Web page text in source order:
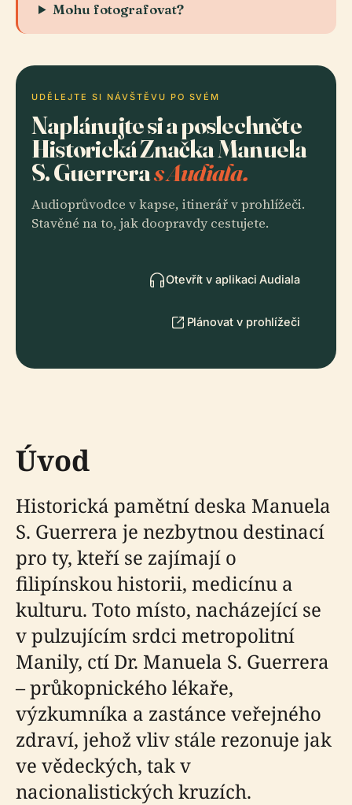
Mohu fotografovat?
UDĚLEJTE SI NÁVŠTĚVU PO SVÉM
Naplánujte si a poslechněte
Historická Značka Manuela
S. Guerreras Audiala.
Audioprůvodce v kapse, itinerář v prohlížeči.
Stavěné na to, jak doopravdy cestujete.
Otevřít v aplikaci Audiala
Plánovat v prohlížeči
Úvod
Historická pamětní deska Manuela
S. Guerrera je nezbytnou destinací
pro ty, kteří se zajímají o
filipínskou historii, medicínu a
kulturu. Toto místo, nacházející se
v pulzujícím srdci metropolitní
Manily, ctí Dr. Manuela S. Guerrera
– průkopnického lékaře,
výzkumníka a zastánce veřejného
zdraví, jehož vliv stále rezonuje jak
ve vědeckých, tak v
nacionalistických kruzích.